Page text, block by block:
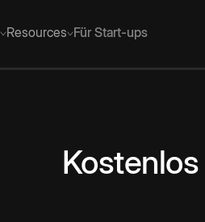
Resources Für Start-ups
Kostenlos